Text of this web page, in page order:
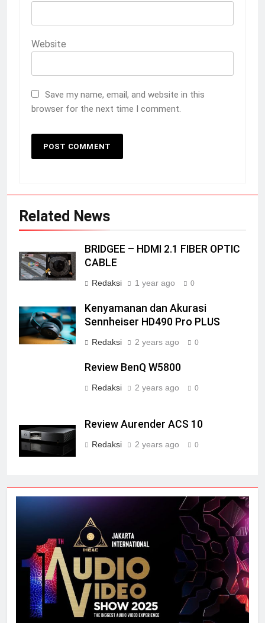
Website
Save my name, email, and website in this
browser for the next time I comment.
Related News
BRIDGEE – HDMI 2.1 FIBER OPTIC
CABLE
Redaksi 1 year ago 0
Kenyamanan dan Akurasi
Sennheiser HD490 Pro PLUS
Redaksi 2 years ago 0
Review BenQ W5800
Redaksi 2 years ago 0
Review Aurender ACS 10
Redaksi 2 years ago 0